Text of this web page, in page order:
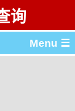
询
Menu ☰